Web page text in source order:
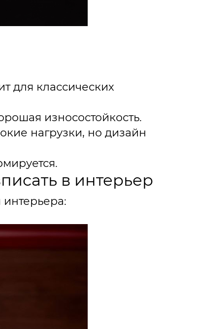
для классических
износостойкость.
нагрузки, но дизайн
в интерьер